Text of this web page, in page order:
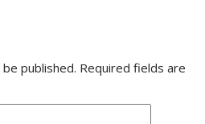
published. Required fields are